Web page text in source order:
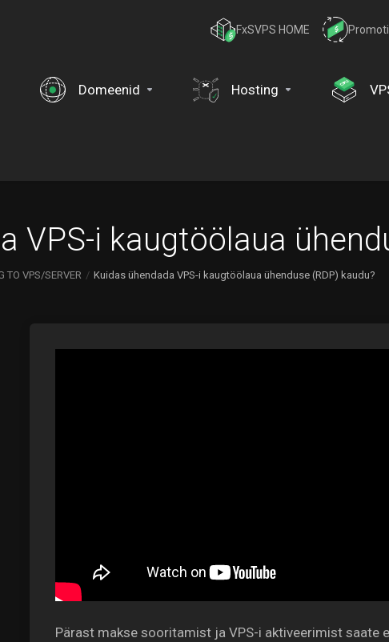
FxSVPS HOME
Domeenid Hosting
VPS-i kaugtöölaua
TO VPS/SERVER Kuidas ühendada VPS-i kaugtöölaua ühenduse (RDP) kaudu?
Pärast makse sooritamist ja VPS-i aktiveerimist saate